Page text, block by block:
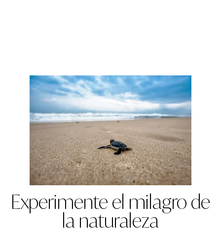
Experimente el milagro de
la naturaleza